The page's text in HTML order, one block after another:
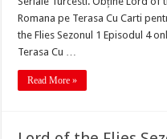
Romana pe Terasa Cu Carti
the Flies Sezonul 1 Episodul 4
Terasa Cu …
Read More »